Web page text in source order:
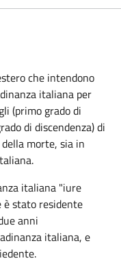
che intendono
italiana per
(primo grado di
di discendenza) di
morte, sia in
italiana "iure
stato residente
anni
italiana, e